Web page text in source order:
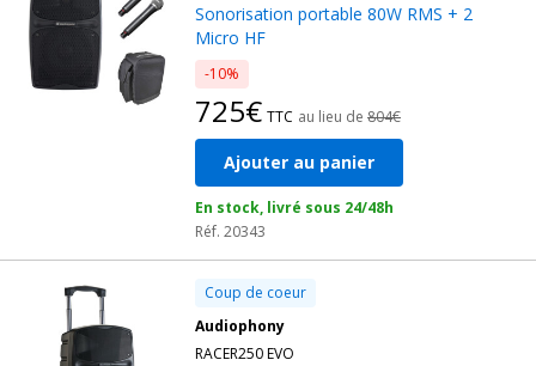
Sonorisation portable 80W RMS + 2
Micro HF
-10%
725€ TTC au lieu de 804€
Ajouter au panier
En stock, livré sous 24/48h
Réf. 20343
Coup de coeur
Audiophony
RACER250 EVO